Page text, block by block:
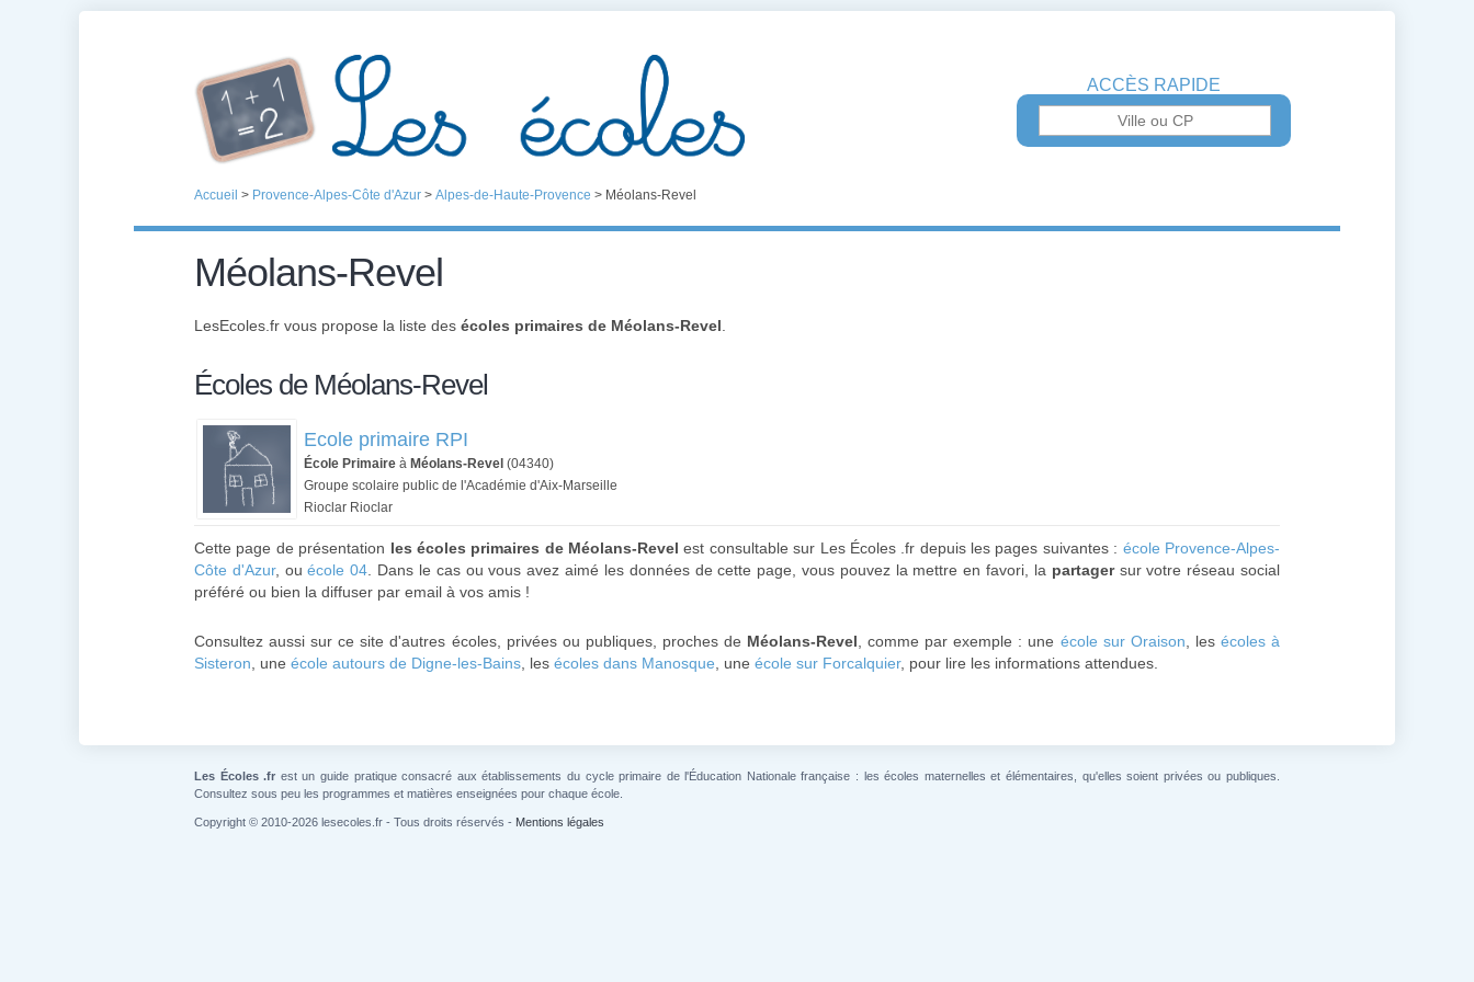
ACCÈS RAPIDE
Accueil > Provence-Alpes-Côte d'Azur > Alpes-de-Haute-Provence > Méolans-Revel
Méolans-Revel
LesEcoles.fr vous propose la liste des écoles primaires de Méolans-Revel
Écoles de Méolans-Revel
Ecole primaire RPI
École Primaire à Méolans-Revel (04340)
Groupe scolaire public de l'Académie d'Aix-Marseille
Rioclar Rioclar
Cette page de présentation les écoles primaires de Méolans-Revel est consultable sur Les Écoles .fr depuis les pages suivantes : école Provence-Alpes-
Côte d'Azur, ouécole 04 . Dans le cas ou vous avez aimé les données de cette page, vous pouvez la mettre en favori, la partagersur votre réseau social
préféré ou bien la diffuser par email à vos amis !
Consultez aussi sur ce site d'autres écoles, privées ou publiques, proches de Méolans-Revel , comme par exemple : une école sur Oraison , les écoles à
Sisteron , une école autours de Digne-les-Bains , les écoles dans Manosque , une école sur Forcalquier, pour lire les informations attendues.
Les Écoles .fr est un guide pratique consacré aux établissements du cycle primaire de l'Éducation Nationale française : les écoles maternelles et élémentaires, qu'elles soient privées ou publiques.
Consultez sous peu les programmes et matières enseignées pour chaque école.
Copyright © 2010-2026 lesecoles.fr - Tous droits réservés - Mentions légales